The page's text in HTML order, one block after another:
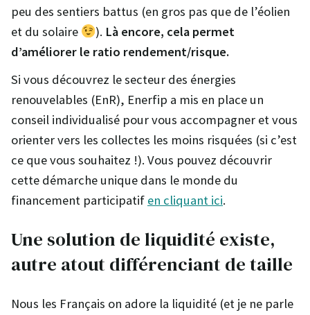
peu des sentiers battus (en gros pas que de l’éolien
et du solaire
). Là encore, cela permet
d’améliorer le ratio rendement/risque.
Si vous découvrez le secteur des énergies
renouvelables (EnR), Enerfip a mis en place un
conseil individualisé pour vous accompagner et vous
orienter vers les collectes les moins risquées (si c’est
ce que vous souhaitez !). Vous pouvez découvrir
cette démarche unique dans le monde du
financement participatif en cliquant ici.
Une solution de liquidité existe,
autre atout différenciant de taille
Nous les Français on adore la liquidité (et je ne parle